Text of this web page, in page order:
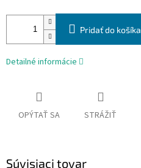
Pridať do košíka
Detailné informácie
OPÝTAŤ SA STRÁŽIŤ
Súvisiaci tovar